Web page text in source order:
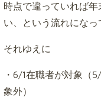
時点で違っていれば
い、という流れになっ
それゆえに
・6/1在職者が対象（
象外）